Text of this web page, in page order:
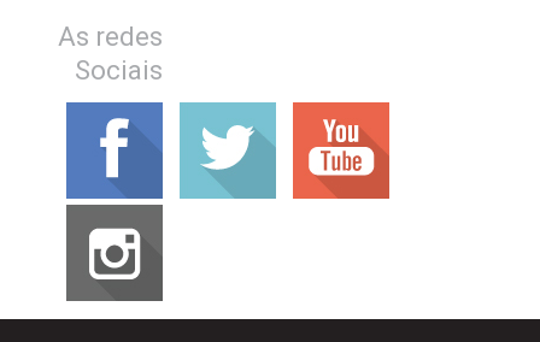
As redes
Sociais